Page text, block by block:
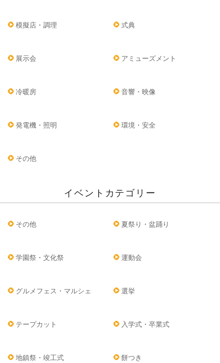
模擬店・調理 式典
展示会 アミューズメント
冷暖房 音響・映像
発電機・照明 環境・安全
その他
イベントカテゴリー
その他 夏祭り・盆踊り
学園祭・文化祭 運動会
グルメフェス・マルシェ 選挙
テープカット 入学式・卒業式
地鎮祭・竣工式 餅つき